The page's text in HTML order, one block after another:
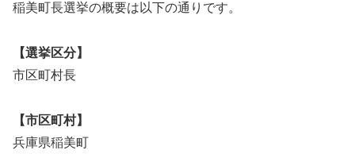
稲美町長選挙の概要は以下の通りです。
【選挙区分】
市区町村長
【市区町村】
兵庫県稲美町